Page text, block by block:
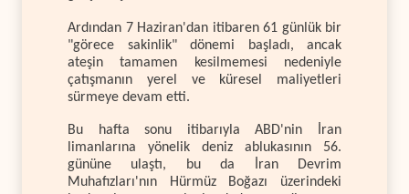
Ardından 7 Haziran'dan itibaren 61 günlük bir
"görece sakinlik" dönemi başladı, ancak
ateşin tamamen kesilmemesi nedeniyle
çatışmanın yerel ve küresel maliyetleri
sürmeye devam etti.
Bu hafta sonu itibarıyla ABD'nin İran
limanlarına yönelik deniz ablukasının 56.
gününe ulaştı, bu da İran Devrim
Muhafızları'nın Hürmüz Boğazı üzerindeki